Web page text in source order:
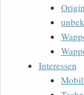
Interessen